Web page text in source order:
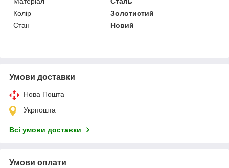
Колір
Золотистий
Стан
Новий
Умови доставки
Нова Пошта
Укрпошта
Всі умови доставки
Умови оплати